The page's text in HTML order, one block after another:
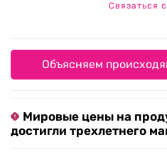
Связаться
Объясняем
Мировые цены на
достигли трехлетнего